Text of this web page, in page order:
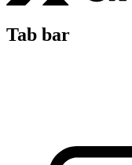
Tab bar